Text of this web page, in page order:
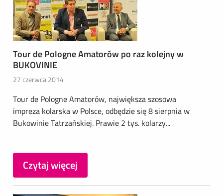
Tour de Pologne Amatorów po raz kolejny w
BUKOVINIE
27 czerwca 2014
Tour de Pologne Amatorów, największa szosowa
impreza kolarska w Polsce, odbędzie się 8 sierpnia w
Bukowinie Tatrzańskiej. Prawie 2 tys. kolarzy...
Czytaj więcej